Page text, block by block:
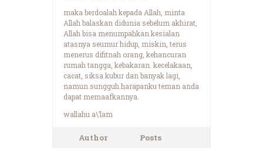
maka berdoalah kepada Allah, minta
Allah balaskan didunia sebelum akhirat,
Allah bisa menumpahkan kesialan
atasnya seumur hidup, miskin, terus
menerus difitnah orang, kehancuran
rumah tangga, kebakaran. kecelakaan,
cacat, siksa kubur dan banyak lagi,
namun sungguh harapanku teman anda
dapat memaafkannya.
wallahu a\’lam
Author Posts